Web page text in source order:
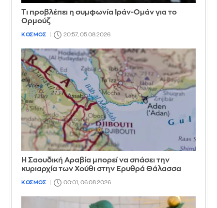
Τι προβλέπει η συμφωνία Ιράν-Ομάν για το
Ορμούζ
ΚΟΣΜΟΣ 20:57, 05.08.2026
Η Σαουδική Αραβία μπορεί να σπάσει την
κυριαρχία των Χούθι στην Ερυθρά Θάλασσα
ΚΟΣΜΟΣ 00:01, 06.08.2026